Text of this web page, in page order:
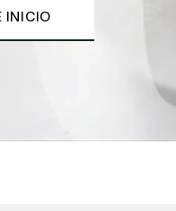
INICIO